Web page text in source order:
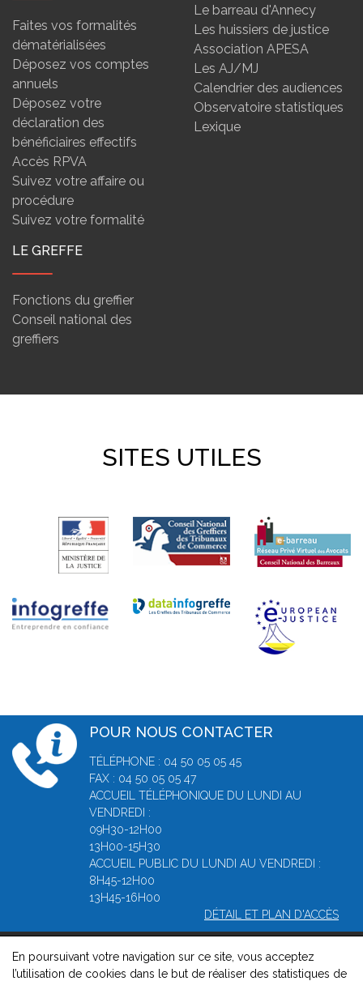
Faites vos formalités
dématérialisées
Déposez vos comptes
annuels
Déposez votre
déclaration des
bénéficiaires effectifs
Accès RPVA
Suivez votre affaire ou
procédure
Suivez votre formalité
Le barreau d'Annecy
Les huissiers de justice
Association APESA
Les AJ/MJ
Calendrier des audiences
Observatoire statistiques
Lexique
LE GREFFE
Fonctions du greffier
Conseil national des
greffiers
SITES UTILES
POUR NOUS CONTACTER
TÉLÉPHONE : 04 50 05 05 45
FAX : 04 50 05 05 47
ACCUEIL TÉLÉPHONIQUE DU LUNDI AU
VENDREDI :
09H30-12H00
13H00-15H30
ACCUEIL PUBLIC DU LUNDI AU VENDREDI :
8H45-12H00
13H45-16H00
DÉTAIL ET PLAN D'ACCÈS
© 2026, Greffe du Tribunal de Commerce d' Annecy -Mentions
En poursuivant votre navigation sur ce site, vous acceptez
l’utilisation de cookies dans le but de réaliser des statistiques de